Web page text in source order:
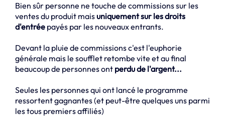
Bien sûr personne ne touche de commissions sur les
ventes du produit maisuniquement sur les droits
d'entrée payés par les nouveaux entrants.
Devant la pluie de commissions c'est l'euphorie
générale mais le soufflet retombe vite et au final
beaucoup de personnes ont perdu de l'argent...
Seules les personnes qui ont lancé le programme
ressortent gagnantes (et peut-être quelques uns parmi
les tous premiers affiliés)